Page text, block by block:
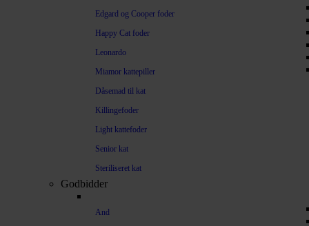
Edgard og Cooper foder
Happy Cat foder
Leonardo
Miamor kattepiller
Dåsemad til kat
Killingefoder
Light kattefoder
Senior kat
Steriliseret kat
Godbidder
And